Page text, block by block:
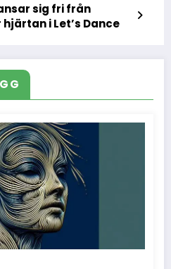
sig fri från
i Let’s Dance